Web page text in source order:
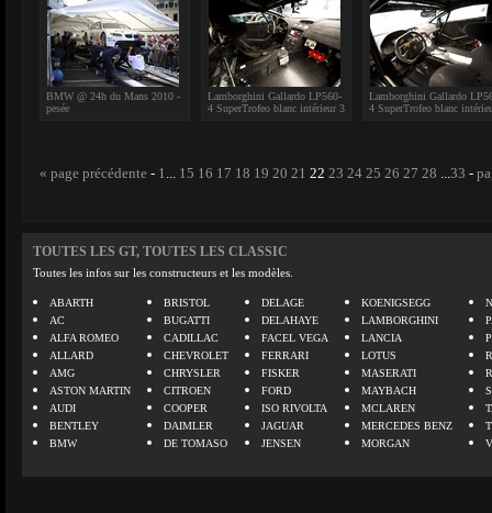
BMW @ 24h du Mans 2010 -
pesée
Lamborghini Gallardo LP560-
4 SuperTrofeo blanc intérieur 3
Lamborghini Gallardo
4 SuperTrofeo blanc
« page précédente - 1... 15 16 17 18 19 20 21 22 23 24 25 26 27 28 ...33 -
TOUTES LES GT, TOUTES LES CLASSIC
Toutes les infos sur les constructeurs et les modèles.
ABARTH
AC
ALFA ROMEO
ALLARD
AMG
ASTON MARTIN
AUDI
BENTLEY
BMW
BRISTOL
BUGATTI
CADILLAC
CHEVROLET
CHRYSLER
CITROEN
COOPER
DAIMLER
DE TOMASO
DELAGE
DELAHAYE
FACEL VEGA
FERRARI
FISKER
FORD
ISO RIVOLTA
JAGUAR
JENSEN
KOENIGSEGG
LAMBORGHINI
LANCIA
LOTUS
MASERATI
MAYBACH
MCLAREN
MERCEDES BENZ
MORGAN